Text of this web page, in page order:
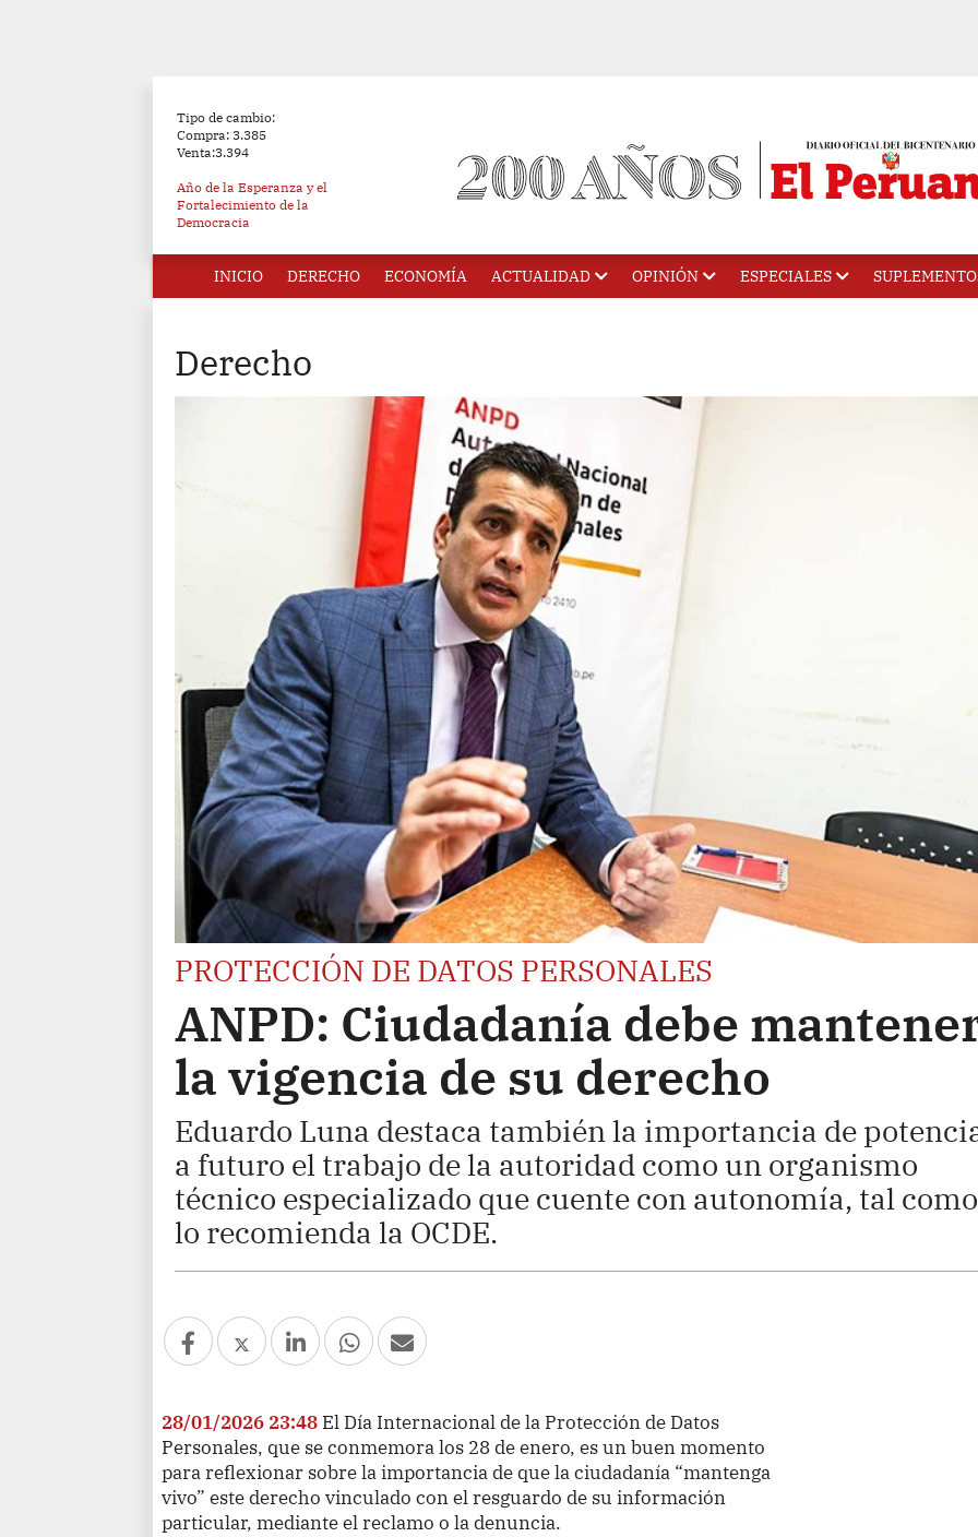
Tipo de cambio:
Compra: 3.385
Venta:3.394
Año de la Esperanza y el
Fortalecimiento de la
Democracia
INICIO DERECHO ECONOMÍA ACTUALIDAD OPINIÓN ESPECIALES
Derecho
PROTECCIÓN DE DATOS PERSONALES
ANPD: Ciudadanía debe
la vigencia de su derecho
Eduardo Luna destaca también la importancia de
a futuro el trabajo de la autoridad como un organismo
técnico especializado que cuente con autonomía, tal como
lo recomienda la OCDE.
28/01/2026 23:48 El Día Internacional de la Protección de Datos
Personales, que se conmemora los 28 de enero, es un buen momento
para reflexionar sobre la importancia de que la ciudadanía “mantenga
vivo” este derecho vinculado con el resguardo de su información
particular, mediante el reclamo o la denuncia.